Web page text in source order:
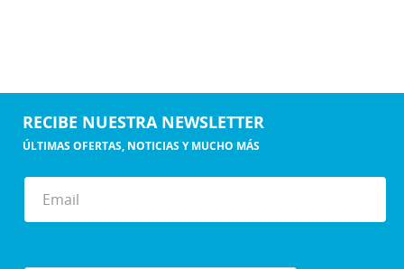
RECIBE NUESTRA NEWSLETTER
ÚLTIMAS OFERTAS, NOTICIAS Y MUCHO MÁS